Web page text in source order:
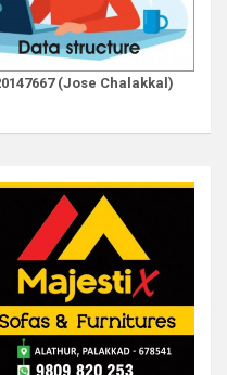
(Jose Chalakkal)